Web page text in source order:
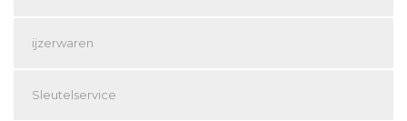
ijzerwaren
Sleutelservice